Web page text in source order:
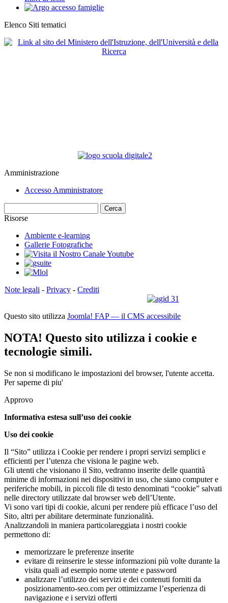
Elenco Siti tematici
Amministrazione
Accesso Amministratore
Cerca
Risorse
Ambiente e-learning
Gallerie Fotografiche
Note legali - Privacy - Crediti
Questo sito utilizza Joomla! FAP — il CMS accessibile
NOTA! Questo sito utilizza i cookie e
tecnologie simili.
Se non si modificano le impostazioni del browser, l'utente accetta.
Per saperne di piu'
Approvo
Informativa estesa sull’uso dei cookie
Uso dei cookie
Il “Sito” utilizza i Cookie per rendere i propri servizi semplici e
efficienti per l’utenza che visiona le pagine web.
Gli utenti che visionano il Sito, vedranno inserite delle quantità
minime di informazioni nei dispositivi in uso, che siano computer e
periferiche mobili, in piccoli file di testo denominati “cookie” salvati
nelle directory utilizzate dal browser web dell’Utente.
Vi sono vari tipi di cookie, alcuni per rendere più efficace l’uso del
Sito, altri per abilitare determinate funzionalità.
Analizzandoli in maniera particolareggiata i nostri cookie
permettono di:
memorizzare le preferenze inserite
evitare di reinserire le stesse informazioni più volte durante la
visita quali ad esempio nome utente e password
analizzare l’utilizzo dei servizi e dei contenuti forniti da
posizionamento-seo.com per ottimizzarne l’esperienza di
navigazione e i servizi offerti